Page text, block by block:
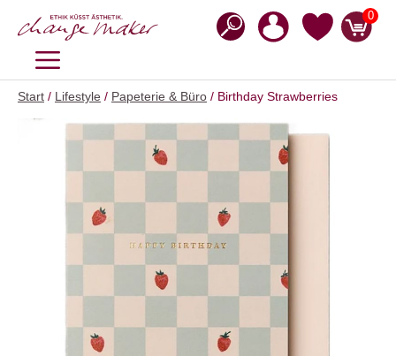
Inhalt
0
MENÜ
Start / Lifestyle / Papeterie & Büro / Birthday Strawberries